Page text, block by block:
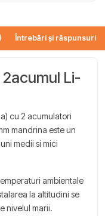
Întrebări și răspunsuri
Li-
cu 2 acumulatori
mandrina este un
medii si mici
ambientale
la altitudini se
nivelul marii.